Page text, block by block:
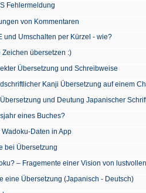
Fehlermeldung
von Kommentaren
und Umschalten per Kürzel - wie?
übersetzen :)
Übersetzung und Schreibweise
Kanji Übersetzung auf einem
und Deutung Japanischer
eines Buches?
Wadoku-Daten in App
bei Übersetzung
– Fragemente einer Vision von
eine Übersetzung (Japanisch - Deutsch)